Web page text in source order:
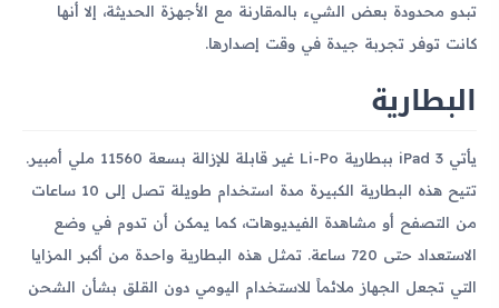
تبدو محدودة بعض الشيء بالمقارنة مع الأجهزة الحديثة، إلا أنها
كانت توفر تجربة جيدة في وقت إصدارها.
البطارية
يأتي iPad 3 ببطارية Li-Po غير قابلة للإزالة بسعة 11560 ملي أمبير.
تتيح هذه البطارية الكبيرة مدة استخدام طويلة تصل إلى 10 ساعات
من التصفح أو مشاهدة الفيديوهات، كما يمكن أن تدوم في وضع
الاستعداد حتى 720 ساعة. تمثل هذه البطارية واحدة من أكبر المزايا
التي تجعل الجهاز ملائماً للاستخدام اليومي دون القلق بشأن الشحن